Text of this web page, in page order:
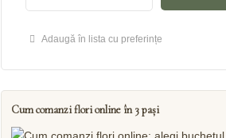
Adaugă în lista cu preferințe
Cum comanzi flori online în 3 pași